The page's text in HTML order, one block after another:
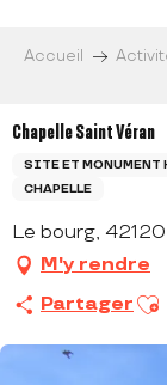
Accueil
Chapelle Saint Véran
SITE ET
CHAPELLE
Le bourg,
M'y rendre
Partager